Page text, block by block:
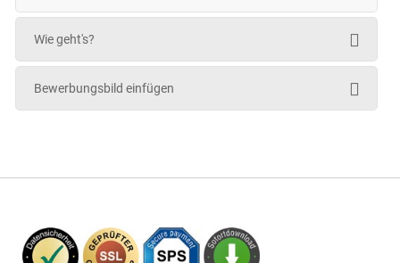
Wie geht's?
Bewerbungsbild einfügen